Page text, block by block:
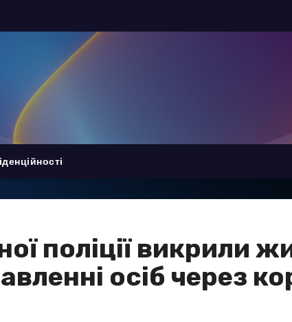
поліції викрили
осіб через